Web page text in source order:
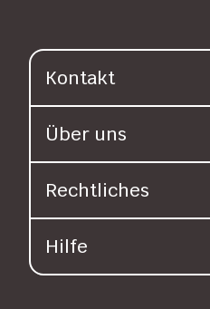
Kontakt
Über uns
Rechtliches
Hilfe